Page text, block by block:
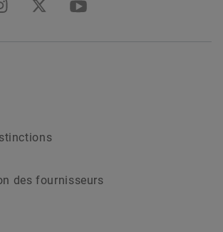
des fournisseurs